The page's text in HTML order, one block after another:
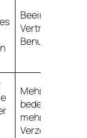
Beeinflusst
Vertrauen und
Mehr Anfragen
bedeuten oft
mehr
Verzögerungen